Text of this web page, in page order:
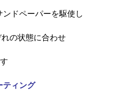
ドペーパーを駆使し
の状態に合わせ
ティング